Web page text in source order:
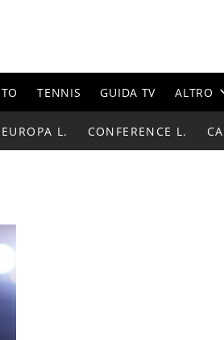
TENNIS GUIDA TV ALTRO
EUROPA L. CONFERENCE L.